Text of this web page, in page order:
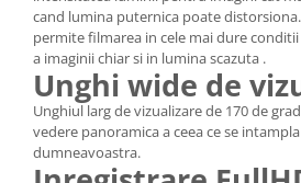
cand lumina puternica poate
permite filmarea in cele mai dure
a imaginii chiar si in lumina scazuta .
Unghi wide de
Unghiul larg de vizualizare de 170 de
vedere panoramica a ceea ce se
dumneavoastra.